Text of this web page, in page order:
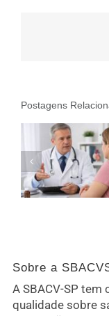
Postagens
Sobre a
A SBACV-SP
qualidade sobre